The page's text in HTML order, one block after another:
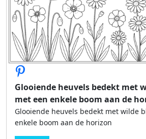
Glooiende heuvels bedekt met
met een enkele boom aan de
Glooiende heuvels bedekt met wilde
enkele boom aan de horizon